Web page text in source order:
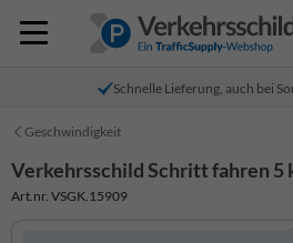
Schnelle Lieferung, auch bei
Geschwindigkeit
Verkehrsschild Schritt fahren
Art.nr. VSGK.15909